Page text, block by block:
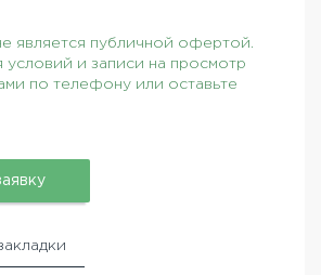
является публичной офертой.
условий и записи на просмотр
по телефону или оставьте